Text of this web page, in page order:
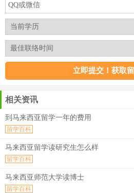
相关资讯
到马来西亚留学一年的费用
留学百科
马来西亚留学读研究生怎么样
留学百科
马来西亚师范大学读博士
留学百科